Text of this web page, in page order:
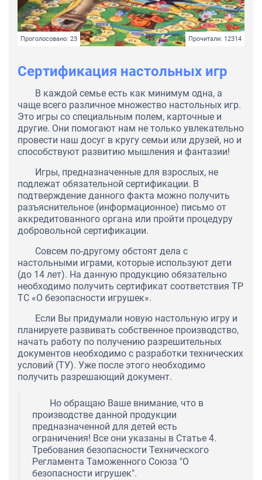
Проголосовано: 23 Прочитали: 12314
Сертификация настольных игр
В каждой семье есть как минимум одна, а
чаще всего различное множество настольных игр.
Это игры со специальным полем, карточные и
другие. Они помогают нам не только увлекательно
провести наш досуг в кругу семьи или друзей, но и
способствуют развитию мышления и фантазии!
Игры, предназначенные для взрослых, не
подлежат обязательной сертификации. В
подтверждение данного факта можно получить
разъяснительное (информационное) письмо от
аккредитованного органа или пройти процедуру
добровольной сертификации.
Совсем по-другому обстоят дела с
настольными играми, которые используют дети
(до 14 лет). На данную продукцию обязательно
необходимо получить сертификат соответствия ТР
ТС «О безопасности игрушек».
Если Вы придумали новую настольную игру и
планируете развивать собственное производство,
начать работу по получению разрешительных
документов необходимо с разработки технических
условий (ТУ). Уже после этого необходимо
получить разрешающий документ.
Но обращаю Ваше внимание, что в
производстве данной продукции
предназначенной для детей есть
ограничения! Все они указаны в Статье 4.
Требования безопасности Технического
Регламента Таможенного Союза "О
безопасности игрушек".